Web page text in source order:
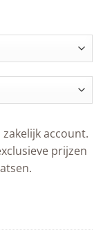
account.
prijzen